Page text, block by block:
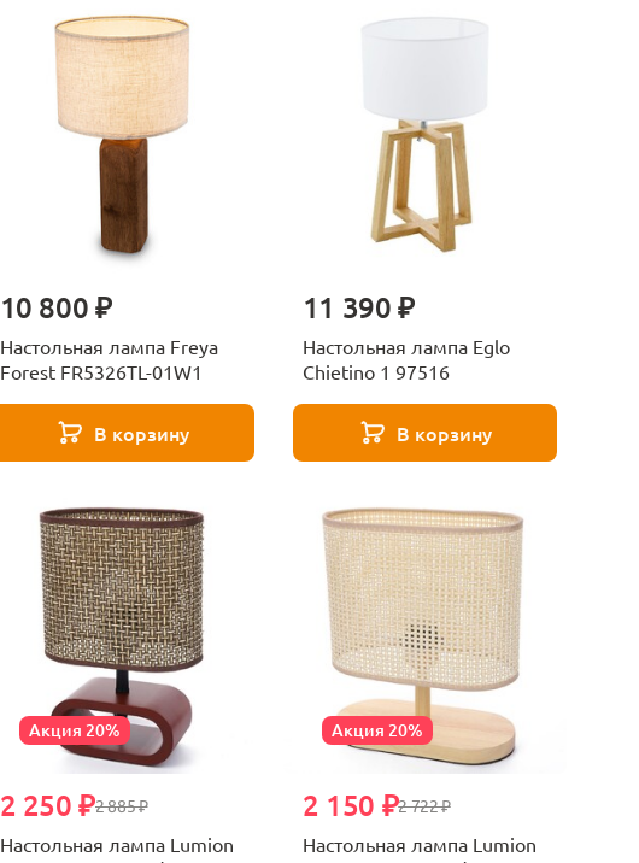
10 800 ₽
Настольная лампа Freya
Forest FR5326TL-01W1
В корзину
11 390 ₽
Настольная лампа Eglo
Chietino 1 97516
В корзину
Акция 20%
2 885 ₽
2 250 ₽
Настольная лампа Lumion
Акция 20%
2 722 ₽
2 150 ₽
Настольная лампа Lumion